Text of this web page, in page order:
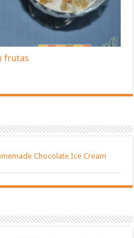
frutas
Chocolate Ice Cream